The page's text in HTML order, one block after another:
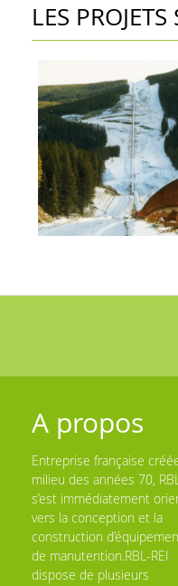
LES
A propos
Entreprise française
milieu des années 70,
s’est immédiatement
vers la conception et la
construction
de manutention.RBL-REI
dispose de plusieurs